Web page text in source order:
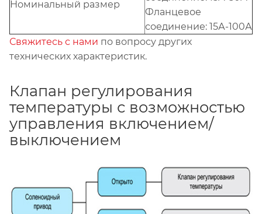
Номинальный размер
Фланцевое
соединение: 15А-100А
Свяжитесь с нами по вопросу других
технических характеристик.
Клапан регулирования
температуры с возможностью
управления включением/
выключением